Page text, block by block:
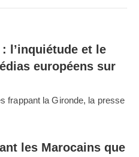
l’inquiétude et le
européens sur
frappant la Gironde, la presse
les Marocains que